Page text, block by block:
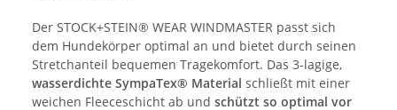
Der STOCK+STEIN® WEAR WINDMASTER passt sich
dem Hundekörper optimal an und bietet durch seinen
Stretchanteil bequemen Tragekomfort. Das 3-lagige,
wasserdichte SympaTex® Material schließt mit einer
weichen Fleeceschicht ab und schützt so optimal vor